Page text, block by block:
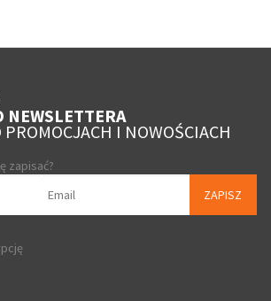
NEWSLETTERA
I NOWOŚCIACH
zapisać?
ZAPISZ